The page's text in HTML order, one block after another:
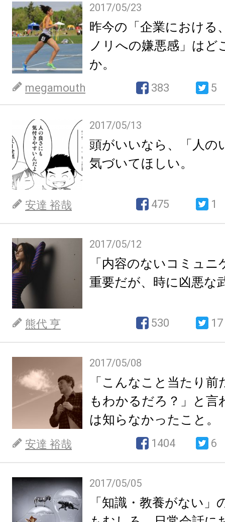
2017/05/23
昨今の「企業における
ノリへの嫌悪感」はど
か。
megamouth 383 5
2017/05/13
頭がいいなら、「人の
気づいてほしい。
安達 裕哉 475 1
2017/05/12
「内容のないコミュ
重要だが、時に凶悪な
熊代 亨 530 17
2017/05/08
「こんなこと当たり
もわかるだろ？」と言
は知らなかったこと。
安達 裕哉 1404 6
2017/05/05
「知識・教養がない」